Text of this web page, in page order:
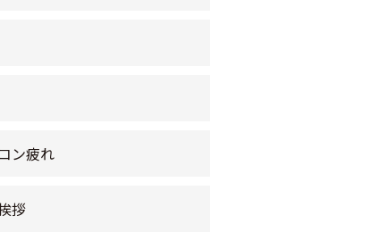
ン疲れ
拶